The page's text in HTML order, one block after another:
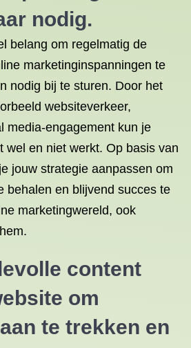
nodig.
belang om regelmatig de
marketinginspanningen te
nodig bij te sturen. Door het
websiteverkeer,
media-engagement kun je
wel en niet werkt. Op basis van
jouw strategie aanpassen om
behalen en blijvend succes te
marketingwereld, ook
content
om
te trekken en